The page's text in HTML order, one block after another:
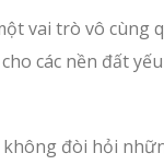
vai trò vô cùng
các nền đất
đòi hỏi